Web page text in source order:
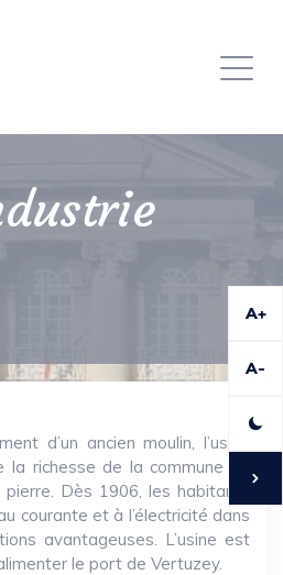
d’un ancien moulin, l’usine
richesse de la commune en
Dès 1906, les habitants
courante et à l’électricité dans
avantageuses. L’usine est
le port de Vertuzey.
A+
A-